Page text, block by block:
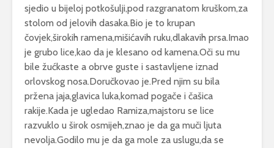
sjedio u bijeloj potkošulji,pod razgranatom kruškom,za
stolom od jelovih dasaka.Bio je to krupan
čovjek,širokih ramena,mišićavih ruku,dlakavih prsa.Imao
je grubo lice,kao da je klesano od kamena.Oči su mu
bile žućkaste a obrve guste i sastavljene iznad
orlovskog nosa.Doručkovao je.Pred njim su bila
pržena jaja,glavica luka,komad pogače i čašica
rakije.Kada je ugledao Ramiza,majstoru se lice
razvuklo u širok osmijeh,znao je da ga muči ljuta
nevolja.Godilo mu je da ga mole za uslugu,da se